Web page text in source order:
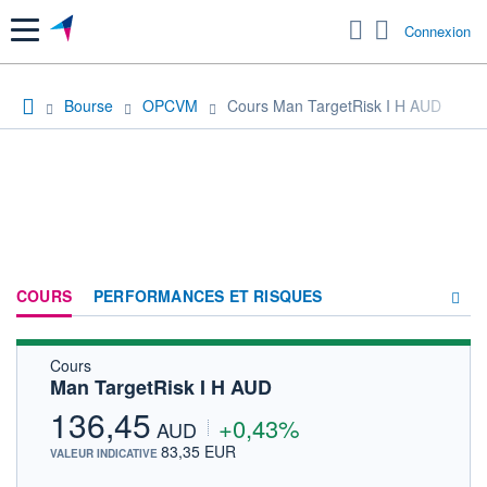
Menu Connexion
Bourse OPCVM Cours Man TargetRisk I H AUD
COURS PERFORMANCES ET RISQUES
FORUM
Cours
Man TargetRisk I H AUD
136,45 AUD +0,43%
VALEUR INDICATIVE 83,35 EUR